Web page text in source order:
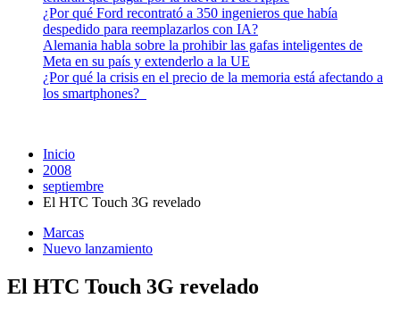
¿Por qué Ford recontrató a 350 ingenieros que había
despedido para reemplazarlos con IA?
Alemania habla sobre la prohibir las gafas inteligentes de
Meta en su país y extenderlo a la UE
¿Por qué la crisis en el precio de la memoria está afectando a
los smartphones?
Inicio
2008
septiembre
El HTC Touch 3G revelado
Marcas
Nuevo lanzamiento
El HTC Touch 3G revelado